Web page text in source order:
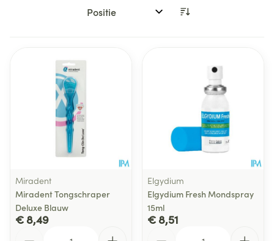
Sorteer op:
Miradent
Miradent Tongschraper
Deluxe Blauw
€ 8,49
Elgydium
Elgydium Fresh Mondspray
15ml
€ 8,51